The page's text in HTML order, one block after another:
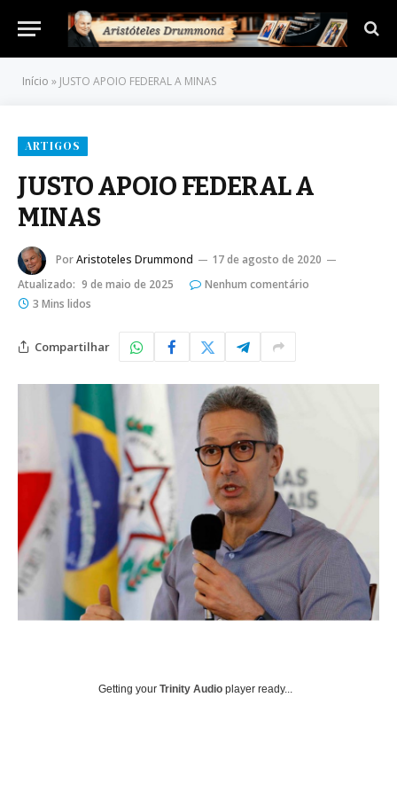
Início » JUSTO APOIO FEDERAL A MINAS
ARTIGOS
JUSTO APOIO FEDERAL A
MINAS
PorAristoteles Drummond
17 de agosto de 2020
Atualizado: 9 de maio de 2025
Nenhum comentário
3 Mins lidos
Compartilhar
Getting your Trinity Audio player ready...